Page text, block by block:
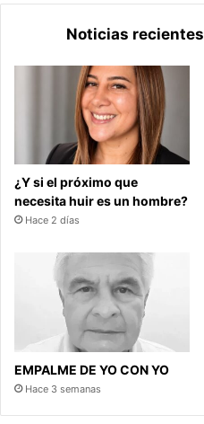
Noticias recientes
¿Y si el próximo que
necesita huir es un hombre?
Hace 2 días
EMPALME DE YO CON YO
Hace 3 semanas